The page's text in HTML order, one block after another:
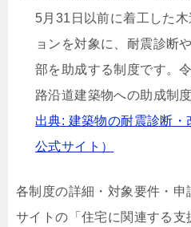
5月31日以前に着工した
ョンを対象に、耐震診断
部を助成する制度です。
路沿道建築物への助成制
出典: 建築物の耐震診断
公式サイト）
各制度の詳細・対象要件・
サイトの「住宅に関連する